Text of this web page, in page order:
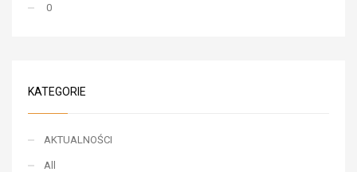
0
KATEGORIE
AKTUALNOŚCI
All